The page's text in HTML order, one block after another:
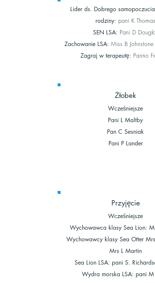
Lider ds. Dobrego samopoczucia
rodziny: pani K Thomas
SEN LSA: Pani D Douglas
Zachowanie LSA: Miss B Johnstone
Zagraj w terapeutę: Panno
Żłobek
Wcześniejsze
Pani L Maltby
Pan C Sesniak
Pani P Lander
Przyjęcie
Wcześniejsze
Wychowawca klasy Sea Lion:
Wychowawcy klasy Sea Otter Mrs
Mrs L Martin
Sea Lion LSA: pani S.
Wydra morska LSA: pani M